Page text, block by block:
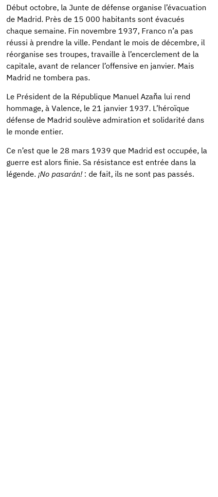
Début octobre, la Junte de défense organise l’évacuation
de Madrid. Près de 15 000 habitants sont évacués
chaque semaine. Fin novembre 1937, Franco n’a pas
réussi à prendre la ville. Pendant le mois de décembre, il
réorganise ses troupes, travaille à l’encerclement de la
capitale, avant de relancer l’offensive en janvier. Mais
Madrid ne tombera pas.
Le Président de la République Manuel Azaňa lui rend
hommage, à Valence, le 21 janvier 1937. L’héroïque
défense de Madrid soulève admiration et solidarité dans
le monde entier.
Ce n’est que le 28 mars 1939 que Madrid est occupée, la
guerre est alors finie. Sa résistance est entrée dans la
légende. ¡No pasarán!: de fait, ils ne sont pas passés.